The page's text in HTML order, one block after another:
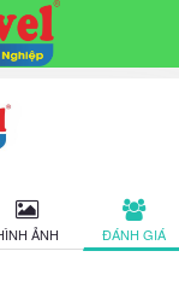
ẢNH ĐÁNH GIÁ